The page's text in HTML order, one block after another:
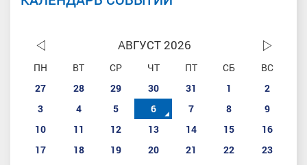
АВГУСТ 2026
ПН ВТ СР ЧТ ПТ СБ
ВС
27
28 29 30 31 1
2
3
4 5 6 7 8
9
10
11 12 13 14 15
16
17
18 19 20 21 22
23